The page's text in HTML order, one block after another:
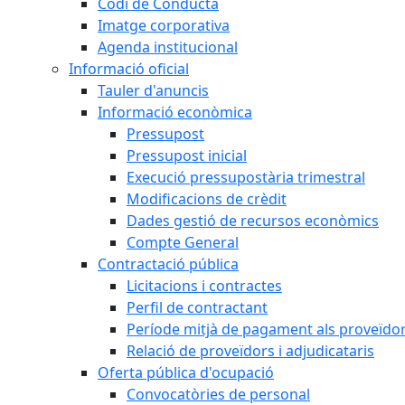
Imatge corporativa
Agenda institucional
Informació oficial
Tauler d'anuncis
Informació econòmica
Pressupost
Pressupost inicial
Execució pressupostària trimestral
Modificacions de crèdit
Dades gestió de recursos econòmics
Compte General
Contractació pública
Licitacions i contractes
Perfil de contractant
Període mitjà de pagament als
Relació de proveïdors i adjudicataris
Oferta pública d'ocupació
Convocatòries de personal